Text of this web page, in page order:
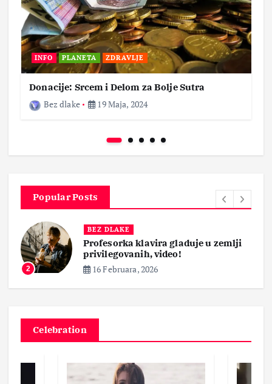
INFO PLANETA ZDRAVLJE
Donacije: Srcem i Delom za Bolje Sutra
Bez dlake
19 Maja, 2024
Popular Posts
2
BEZ DLAKE
Profesorka klavira gladuje u zemlji
privilegovanih, video!
16 Februara, 2026
Celebration